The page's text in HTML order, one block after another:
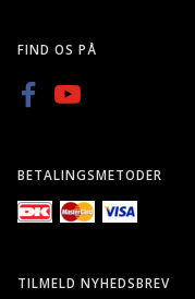
FIND OS PÅ
BETALINGSMETODER
TILMELD NYHEDSBREV